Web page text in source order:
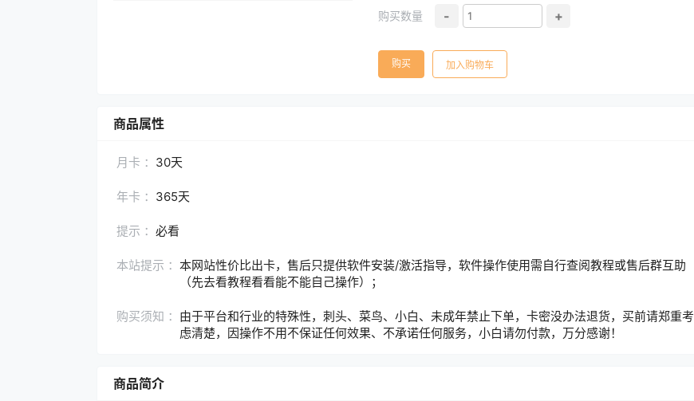
购买数量 - +
购买 加入购物车
商品属性
月卡 ： 30天
年卡 ： 365天
提示 ： 必看
本站提示 ： 本网站性价比出卡，售后只提供软件安装/激活指导，软件操作使用需自行查阅教程或售后群互助
（先去看教程看看能不能自己操作）；
购买须知 ： 由于平台和行业的特殊性，刺头、菜鸟、小白、未成年禁止下单，卡密没办法退货，买前请郑重考
虑清楚，因操作不用不保证任何效果、不承诺任何服务，小白请勿付款，万分感谢！
商品简介